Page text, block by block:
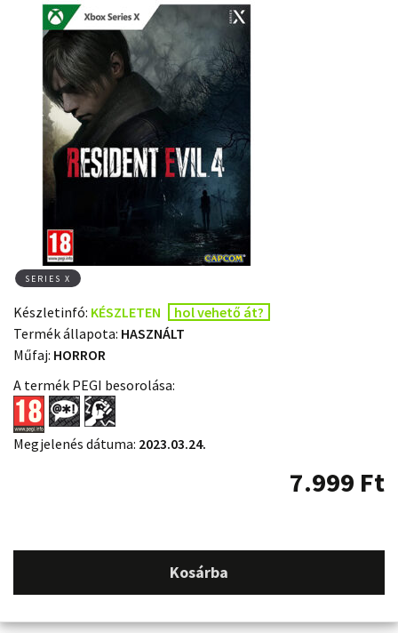
SERIES X
Készletinfó: KÉSZLETEN
hol vehető át?
Termék állapota: HASZNÁLT
Műfaj: HORROR
A termék PEGI besorolása:
Megjelenés dátuma: 2023.03.24.
7.999 Ft
Kosárba